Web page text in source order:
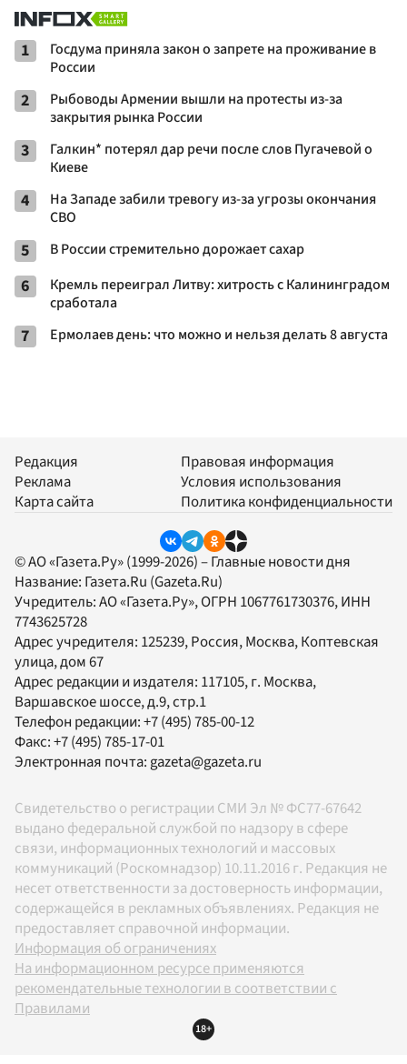
1
Госдума приняла закон о запрете на проживание в
России
2
Рыбоводы Армении вышли на протесты из-за
закрытия рынка России
3
Галкин* потерял дар речи после слов Пугачевой о
Киеве
4
На Западе забили тревогу из-за угрозы окончания
СВО
5 В России стремительно дорожает сахар
6
Кремль переиграл Литву: хитрость с Калининградом
сработала
7 Ермолаев день: что можно и нельзя делать 8 августа
Редакция
Реклама
Карта сайта
Правовая информация
Условия использования
Политика конфиденциальности
© АО «Газета.Ру» (1999-2026) – Главные новости дня
Название: Газета.Ru (Gazeta.Ru)
Учредитель:АО «Газета.Ру», ОГРН 1067761730376, ИНН
7743625728
Адрес учредителя: 125239, Россия, Москва, Коптевская
улица, дом 67
Адрес редакции и издателя: 117105, г. Москва,
Варшавское шоссе, д.9, стр.1
Телефон редакции:+7 (495) 785-00-12
Факс:+7 (495) 785-17-01
Электронная почта: gazeta@gazeta.ru
Свидетельство о регистрации СМИ Эл № ФС77-67642
выдано федеральной службой по надзору в сфере
связи, информационных технологий и массовых
коммуникаций (Роскомнадзор) 10.11.2016 г. Редакция не
несет ответственности за достоверность информации,
содержащейся в рекламных объявлениях. Редакция не
предоставляет справочной информации.
Информация об ограничениях
На информационном ресурсе применяются
рекомендательные технологии в соответствии с
Правилами
18+